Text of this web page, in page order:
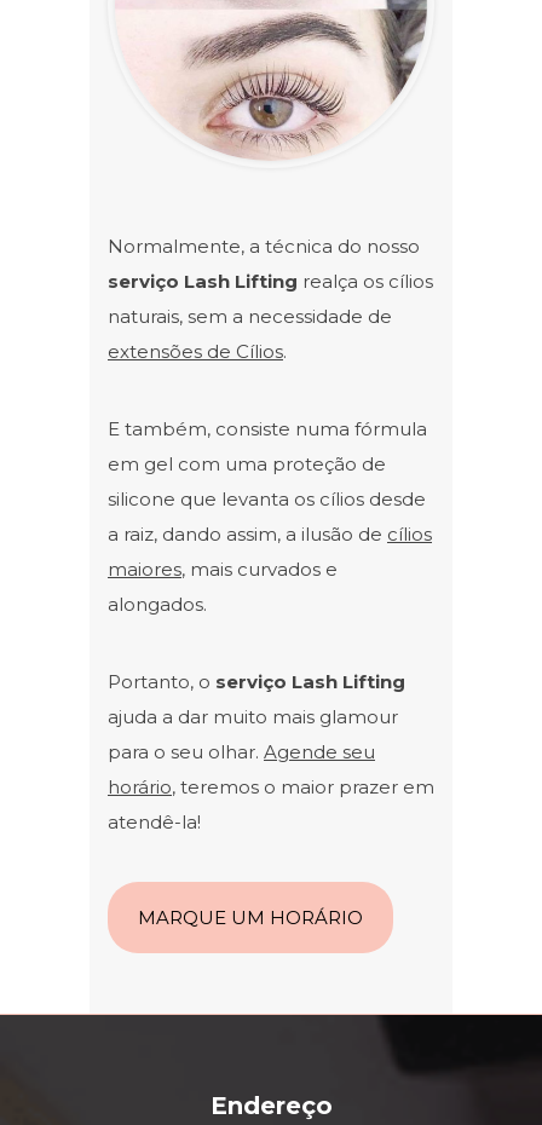
Normalmente, a técnica do nosso
serviço Lash Lifting realça os cílios
naturais, sem a necessidade de
extensões de Cílios.
E também, consiste numa fórmula
em gel com uma proteção de
silicone que levanta os cílios desde
a raiz, dando assim, a ilusão de cílios
maiores, mais curvados e
alongados.
Portanto, o serviço Lash Lifting
ajuda a dar muito mais glamour
para o seu olhar. Agende seu
horário, teremos o maior prazer em
atendê-la!
MARQUE UM HORÁRIO
Endereço